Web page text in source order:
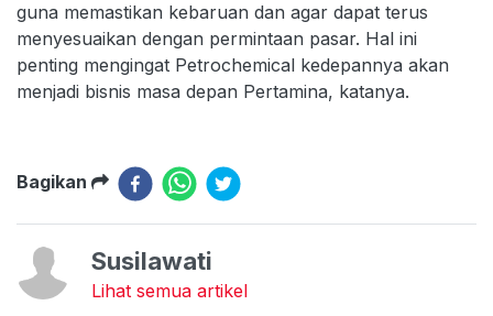
guna memastikan kebaruan dan agar dapat terus
menyesuaikan dengan permintaan pasar. Hal ini
penting mengingat Petrochemical kedepannya akan
menjadi bisnis masa depan Pertamina, katanya.
Bagikan
Susilawati
Lihat semua artikel